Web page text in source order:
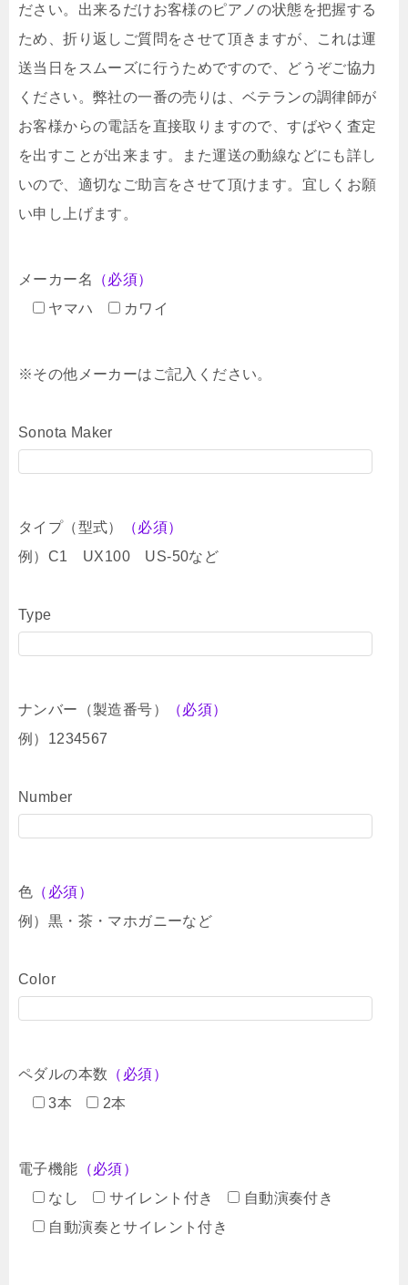
ださい。出来るだけお客様のピアノの状態を把握する
ため、折り返しご質問をさせて頂きますが、これは運
送当日をスムーズに行うためですので、どうぞご協力
ください。弊社の一番の売りは、ベテランの調律師が
お客様からの電話を直接取りますので、すばやく査定
を出すことが出来ます。また運送の動線などにも詳し
いので、適切なご助言をさせて頂けます。宜しくお願
い申し上げます。
メーカー名
（必須）
ヤマハ
カワイ
※その他メーカーはご記入ください。
Sonota Maker
タイプ（型式）
（必須）
例）C1 UX100 US-50など
Type
ナンバー（製造番号）
（必須）
例）1234567
Number
色 （必須）
例）黒・茶・マホガニーなど
Color
ペダルの本数 （必須）
3本
2本
電子機能 （必須）
なし
サイレント付き
自動演奏付き
自動演奏とサイレント付き